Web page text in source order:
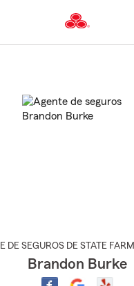
al
principal
DE SEGUROS DE STATE FARM
Brandon Burke